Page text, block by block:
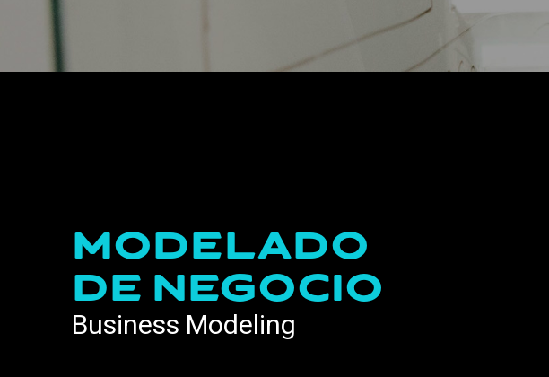
Modelado
de Negocio
Business Modeling